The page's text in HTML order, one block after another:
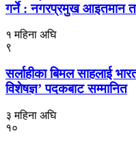
गर्ने : नगरप्रमुख आइतमान
१ महिना अघि
९
सर्लाहीका बिमल साहलाई
विशेषज्ञ’ पदकबाट सम्मानित
३ महिना अघि
१०